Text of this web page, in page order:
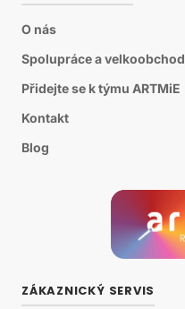
O nás
Spolupráce a velkoobchod
Přidejte se k týmu ARTMiE
Kontakt
Blog
ZÁKAZNICKÝ SERVIS